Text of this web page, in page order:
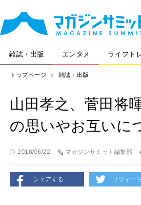
雑誌・出版 エンタメ ライフト
トップページ 雑誌・出版
山田孝之、菅田将
の思いやお互いに
2018/06/22 マガジンサミット編集部
シェアする リツィート